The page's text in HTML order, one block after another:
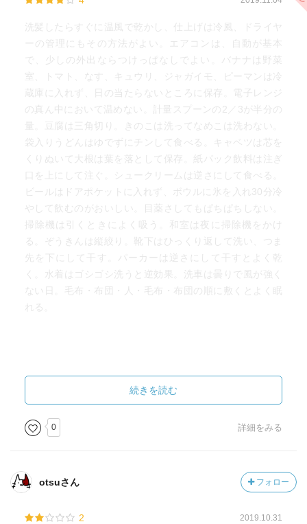
洗髪したらすぐに温風で乾かし、仕上げは冷風、ドライヤ
ーの管理にもその方法がよい。エアコンは、自動が基本
で、少しの外出ならつけっぱなしでよい。バナナは野菜
室、トマト、なす、キュウリ、ジャガイモ、ピーマンは冷
蔵庫に入れず、日の当たらないところに保存。電子レンジ
の真ん中において温めない。計量スプーンの2／3が半分の
量。豆腐は三角切り。きのこは洗ってなめこは洗わない。
袋入りうどんはゆでずにチンして食べる。キャベツは芯を
くりぬいて大根は葉を落として保存。紙パック飲料は注ぎ
口を上にして注ぐ。シュークリームは逆さにして食べる。
ビールはドアポケットに入れず、ボウルに氷を入れ30分冷
やして飲むのがおいしい。目薬さしてもぱちぱちしない。
掃除機は引くときによく吸う。和室は夜に掃除機をかけ
る。ぞうきんは縦絞り。靴下はひっくり返して洗い、つま
先を下にして干す。パーカーは逆さにして干すとよく乾
く。水着はゴシゴシ洗うと逆効果。洗車は曇りで風が強く
ない日。毛布・布団・人・毛布・布団の順に敷くとよく眠
れる。
続きを読む
0 詳細をみる
otsuさん フォロー
2 2019.10.31